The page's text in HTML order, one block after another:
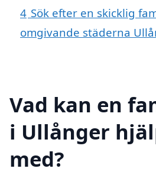
4 Sök efter en skicklig
omgivande städerna
Vad kan en
i Ullånger
med?